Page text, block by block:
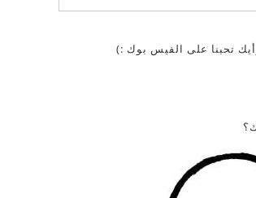
تحبنا على الفيس بوك :)